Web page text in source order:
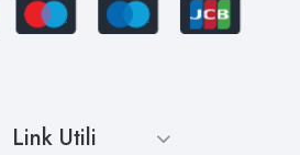
Link Utili